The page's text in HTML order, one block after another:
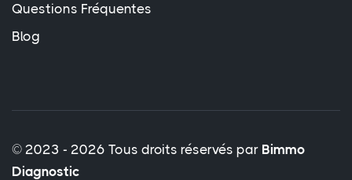
Questions Fréquentes
Blog
© 2023 - 2026 Tous droits réservés par Bimmo
Diagnostic